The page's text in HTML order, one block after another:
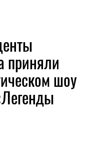
приняли
шоу